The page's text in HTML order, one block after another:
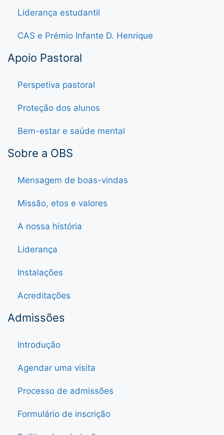
Liderança estudantil
CAS e Prémio Infante D. Henrique
Apoio Pastoral
Perspetiva pastoral
Proteção dos alunos
Bem-estar e saúde mental
Sobre a OBS
Mensagem de boas-vindas
Missão, etos e valores
A nossa história
Liderança
Instalações
Acreditações
Admissões
Introdução
Agendar uma visita
Processo de admissões
Formulário de inscrição